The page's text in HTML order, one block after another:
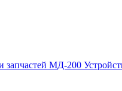
запчастей МД-200